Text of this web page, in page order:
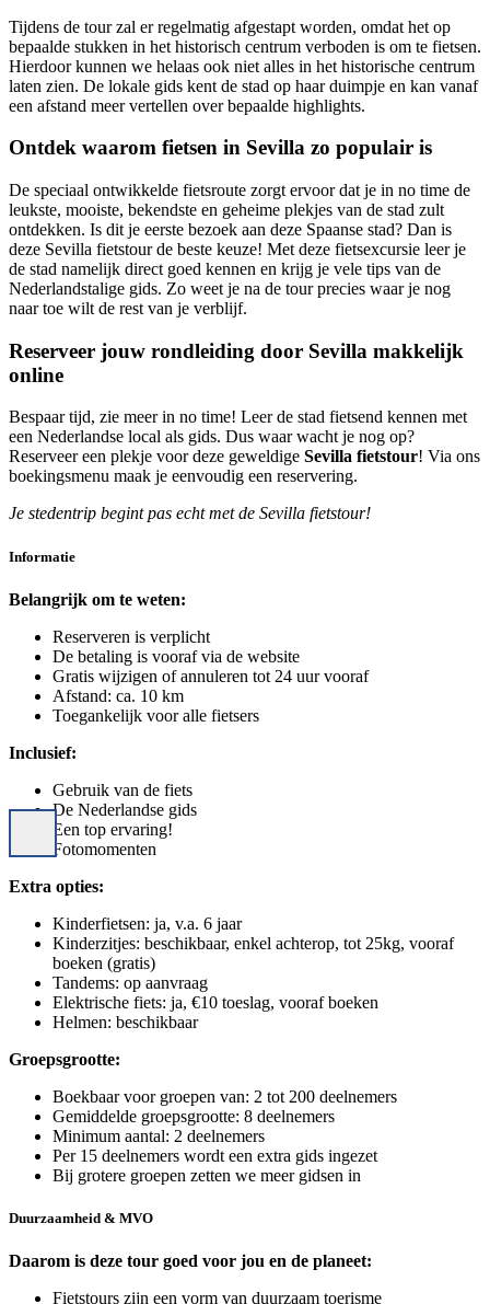
Tijdens de tour zal er regelmatig afgestapt worden, omdat het op
bepaalde stukken in het historisch centrum verboden is om te fietsen.
Hierdoor kunnen we helaas ook niet alles in het historische centrum
laten zien. De lokale gids kent de stad op haar duimpje en kan vanaf
een afstand meer vertellen over bepaalde highlights.
Ontdek waarom fietsen in Sevilla zo populair is
De speciaal ontwikkelde fietsroute zorgt ervoor dat je in no time de
leukste, mooiste, bekendste en geheime plekjes van de stad zult
ontdekken. Is dit je eerste bezoek aan deze Spaanse stad? Dan is
deze Sevilla fietstour de beste keuze! Met deze fietsexcursie leer je
de stad namelijk direct goed kennen en krijg je vele tips van de
Nederlandstalige gids. Zo weet je na de tour precies waar je nog
naar toe wilt de rest van je verblijf.
Reserveer jouw rondleiding door Sevilla makkelijk
online
Bespaar tijd, zie meer in no time! Leer de stad fietsend kennen met
een Nederlandse local als gids. Dus waar wacht je nog op?
Reserveer een plekje voor deze geweldige Sevilla fietstour! Via ons
boekingsmenu maak je eenvoudig een reservering.
Je stedentrip begint pas echt met de Sevilla fietstour!
Informatie
Belangrijk om te weten:
Reserveren is verplicht
De betaling is vooraf via de website
Gratis wijzigen of annuleren tot 24 uur vooraf
Afstand: ca. 10 km
Toegankelijk voor alle fietsers
Inclusief:
Gebruik van de fiets
De Nederlandse gids
Een top ervaring!
Fotomomenten
Extra opties:
Kinderfietsen: ja, v.a. 6 jaar
Kinderzitjes: beschikbaar, enkel achterop, tot 25kg, vooraf
boeken (gratis)
Tandems: op aanvraag
Elektrische fiets: ja, €10 toeslag, vooraf boeken
Helmen: beschikbaar
Groepsgrootte:
Boekbaar voor groepen van: 2 tot 200 deelnemers
Gemiddelde groepsgrootte: 8 deelnemers
Minimum aantal: 2 deelnemers
Per 15 deelnemers wordt een extra gids ingezet
Bij grotere groepen zetten we meer gidsen in
Duurzaamheid & MVO
Daarom is deze tour goed voor jou en de planeet:
Fietstours zijn een vorm van duurzaam toerisme